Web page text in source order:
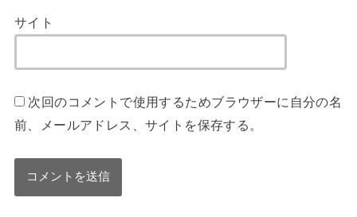
サイト
次回のコメントで使用するためブラウザーに自分の名
前、メールアドレス、サイトを保存する。